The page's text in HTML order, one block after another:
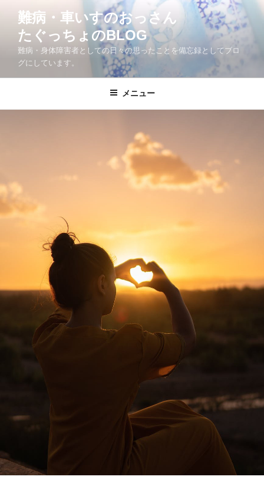
へ
難病・車いすのおっさん
たぐっちょのBLOG
難病・身体障害者としての日々の思ったことを備忘録としてブロ
グにしています。
メニュー